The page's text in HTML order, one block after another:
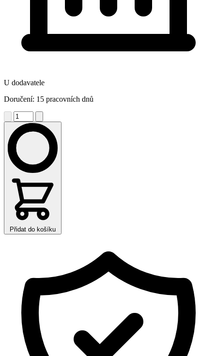
U dodavatele
Doručení: 15 pracovních dnů
Přidat do košíku